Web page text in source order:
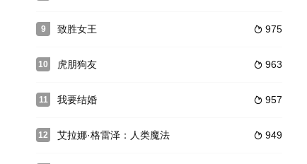
9  975
致胜女王
10  963
虎朋狗友
11  957
我要结婚
12  949
艾拉娜·格雷泽：人类魔法